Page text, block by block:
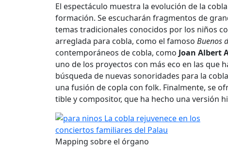
El espectáculo muestra la evolución de la
formación. Se escucharán fragmentos de
temas tradicionales conocidos por los niños
arreglada para cobla, como el famoso Buenos
contemporáneos de cobla, como Joan Albert
uno de los proyectos con más eco en las que
búsqueda de nuevas sonoridades para la
una fusión de copla con folk. Finalmente, se
tible y compositor, que ha hecho una versión
Mapping sobre el órgano